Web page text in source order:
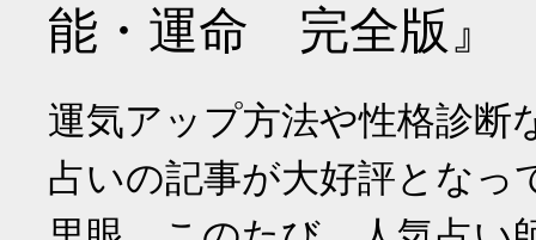
能・運命 完全版』
運気アップ方法や性格診断
占いの記事が大好評となっ